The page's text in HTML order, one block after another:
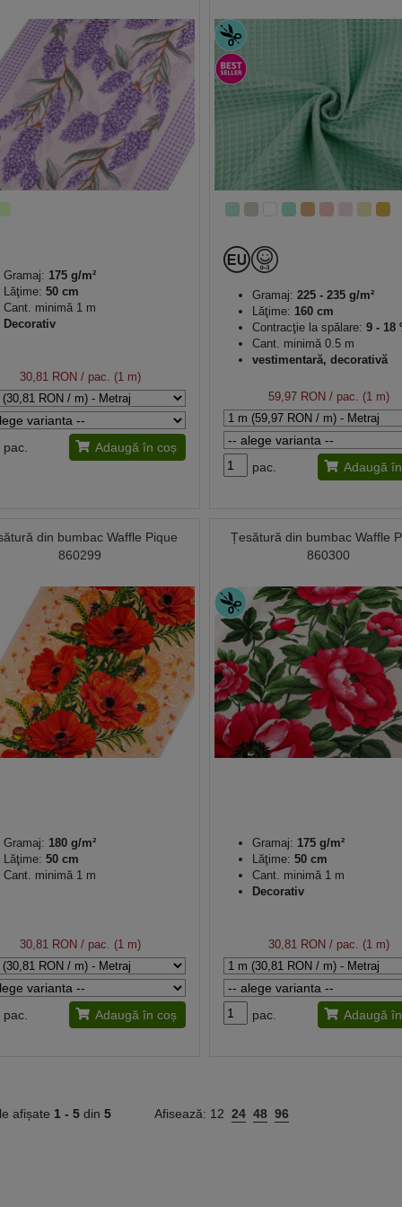
Gramaj: 175 g/m²
Lăţime: 50 cm
Cant. minimă 1 m
Decorativ
30,81 RON / pac. (1 m)
pac. Adaugă în coș
Gramaj: 225 - 235 g/m²
Lăţime: 160 cm
Contracţie la spălare: 9 - 18
Cant. minimă 0.5 m
vestimentară, decorativă
59,97 RON / pac. (1 m)
pac. Adaugă
din bumbac Waffle Pique
860299
Gramaj: 180 g/m²
Lăţime: 50 cm
Cant. minimă 1 m
30,81 RON / pac. (1 m)
pac. Adaugă în coș
Țesătură din bumbac Waffle
860300
Gramaj: 175 g/m²
Lăţime: 50 cm
Cant. minimă 1 m
Decorativ
30,81 RON / pac. (1 m)
pac. Adaugă
afișate 1 - 5 din 5 Afisează: 12 24 48 96